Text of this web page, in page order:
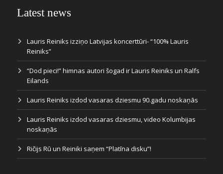
Latest news
Lauris Reiniks izziņo Latvijas koncerttūri- “100% Lauris
Reiniks”
“Dod pieci!” himnas autori šogad ir Lauris Reiniks un Ralfs
Eilands
Lauris Reiniks izdod vasaras dziesmu 90.gadu noskaņās
Lauris Reiniks izdod vasaras dziesmu, video Kolumbijas
noskaņās
Ričijs Rū un Reiniki saņem “Platīna disku”!